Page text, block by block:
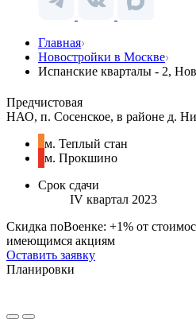
Главная
Новостройки в Москве
Испанские кварталы - 2,
Предчистовая
НАО, п. Сосенское, в районе д.
м. Теплый стан
м. Прокшино
Срок сдачи
IV квартал 2023
Скидка поВоенке: +1% от
имеющимся акциям
Оставить заявку
Планировки